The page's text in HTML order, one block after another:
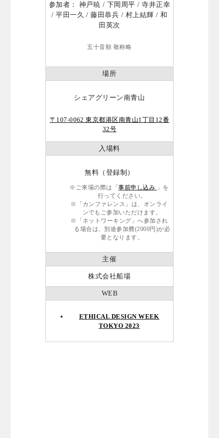
参加者： 神戸暁 / 下岡周平 / 寺井正幸
/ 平田一久 / 藤田恭兵 / 村上結輝 / 和
田英次
五十音順 敬称略
場所
シェアグリーン南青山
〒107-0062 東京都港区南青山1丁目12番
32号
入場料
無料（登録制）
※ご来場の際は「事前申し込み
」を
行ってください。
※「カンファレンス」は、オンライ
ンでもご参加いただけます。
※「ネットワーキング」へ参加され
る場合は、別途参加費(2000円)が必
要となります。
主催
株式会社船場
WEB
ETHICAL DESIGN WEEK
TOKYO 2023